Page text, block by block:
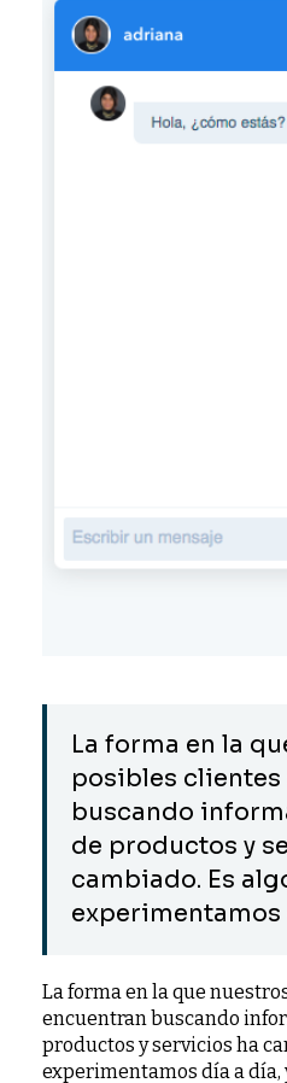
La forma en la
posibles clientes
buscando
de productos y
cambiado. Es
experimentamos
La forma en la que
encuentran buscando
productos y servicios ha
experimentamos día a día,